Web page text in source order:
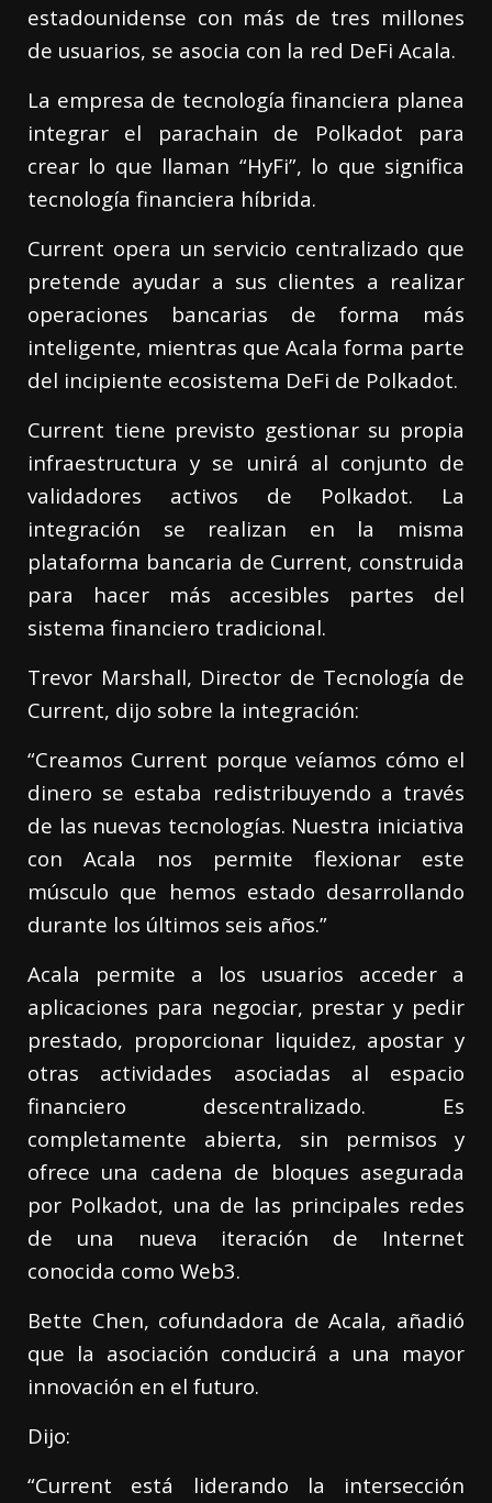
estadounidense con más de tres millones
de usuarios, se asocia con la red DeFi Acala.
La empresa de tecnología financiera planea
integrar el parachain de Polkadot para
crear lo que llaman “HyFi”, lo que significa
tecnología financiera híbrida.
Current opera un servicio centralizado que
pretende ayudar a sus clientes a realizar
operaciones bancarias de forma más
inteligente, mientras que Acala forma parte
del incipiente ecosistema DeFi de Polkadot.
Current tiene previsto gestionar su propia
infraestructura y se unirá al conjunto de
validadores activos de Polkadot. La
integración se realizan en la misma
plataforma bancaria de Current, construida
para hacer más accesibles partes del
sistema financiero tradicional.
Trevor Marshall, Director de Tecnología de
Current, dijo sobre la integración:
“Creamos Current porque veíamos cómo el
dinero se estaba redistribuyendo a través
de las nuevas tecnologías. Nuestra iniciativa
con Acala nos permite flexionar este
músculo que hemos estado desarrollando
durante los últimos seis años.”
Acala permite a los usuarios acceder a
aplicaciones para negociar, prestar y pedir
prestado, proporcionar liquidez, apostar y
otras actividades asociadas al espacio
financiero descentralizado. Es
completamente abierta, sin permisos y
ofrece una cadena de bloques asegurada
por Polkadot, una de las principales redes
de una nueva iteración de Internet
conocida como Web3.
Bette Chen, cofundadora de Acala, añadió
que la asociación conducirá a una mayor
innovación en el futuro.
Dijo:
“Current está liderando la intersección